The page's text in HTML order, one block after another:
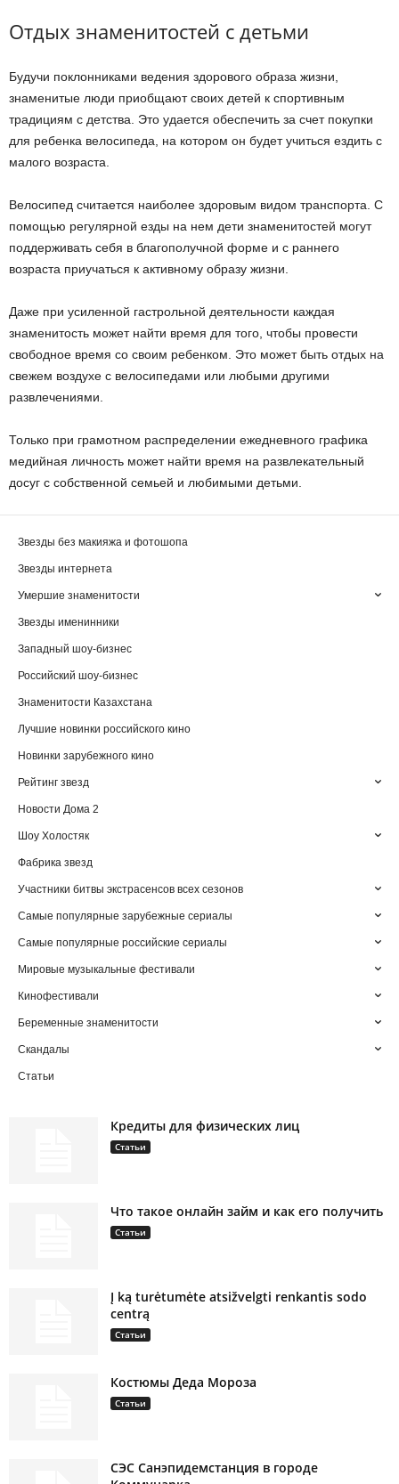
Отдых знаменитостей с детьми
Будучи поклонниками ведения здорового образа жизни,
знаменитые люди приобщают своих детей к спортивным
традициям с детства. Это удается обеспечить за счет покупки
для ребенка велосипеда, на котором он будет учиться ездить с
малого возраста.
Велосипед считается наиболее здоровым видом транспорта. С
помощью регулярной езды на нем дети знаменитостей могут
поддерживать себя в благополучной форме и с раннего
возраста приучаться к активному образу жизни.
Даже при усиленной гастрольной деятельности каждая
знаменитость может найти время для того, чтобы провести
свободное время со своим ребенком. Это может быть отдых на
свежем воздухе с велосипедами или любыми другими
развлечениями.
Только при грамотном распределении ежедневного графика
медийная личность может найти время на развлекательный
досуг с собственной семьей и любимыми детьми.
Звезды без макияжа и фотошопа
Звезды интернета
Умершие знаменитости
Звезды именинники
Западный шоу-бизнес
Российский шоу-бизнес
Знаменитости Казахстана
Лучшие новинки российского кино
Новинки зарубежного кино
Рейтинг звезд
Новости Дома 2
Шоу Холостяк
Фабрика звезд
Участники битвы экстрасенсов всех сезонов
Самые популярные зарубежные сериалы
Самые популярные российские сериалы
Мировые музыкальные фестивали
Кинофестивали
Беременные знаменитости
Скандалы
Статьи
Кредиты для физических лиц
Статьи
Что такое онлайн займ и как его получить
Статьи
Į ką turėtumėte atsižvelgti renkantis sodo
centrą
Статьи
Костюмы Деда Мороза
Статьи
СЭС Санэпидемстанция в городе